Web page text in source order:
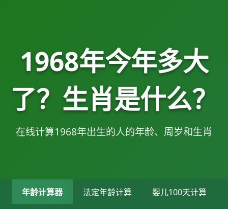
1968年今年多大
了？生肖是什么？
在线计算1968年出生的人的年龄、周岁和生肖
年龄计算器 法定年龄计算 婴儿100天计算